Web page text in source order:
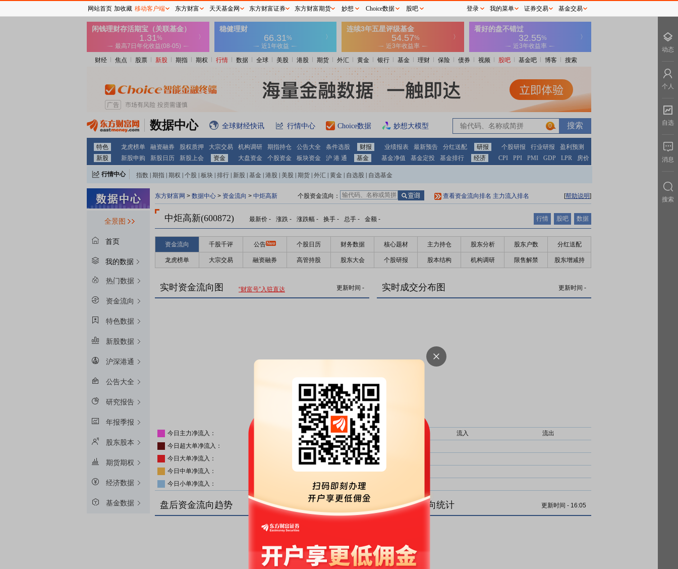
财经 焦点 股票 新股 期指 期权 行情 数据 全球 美股 港股 期货 外汇 黄金 银行 基金 理财 保险 债券 视频 股吧 基金吧 博客 搜索
数据中心 全球财经快讯 行情中心 Choice数据 妙想大模型 0
特色 龙虎榜单 融资融券 股权质押 大宗交易 机构调研 期指持仓 公告大全 条件选股 财报 业绩报表 最新预告 分红送配 研报 个股研报 行业研报
盈利预测
新股
新股申购 新股日历 新股上会 资金 大盘资金 个股资金 板块资金 沪 港 通 基金 基金净值 基金定投 基金排行 经济 CPI PPI PMI GDP LPR 房价
行情中心 指数 期指 期权 个股 板块 排行 新股 基金 港股 美股 期货 外汇 黄金 自选股 自选基金
全景图
首页
我的数据
热门数据
资金流向
特色数据
新股数据
沪深港通
公告大全
研究报告
年报季报
股东股本
期货期权
经济数据
基金数据
东方财富网 > 数据中心 > 资金流向 > 中炬高新 个股资金流向： 查看资金流向排名 主力流入排名 [帮助说明]
中炬高新(600872) 最新价 - 涨跌 - 涨跌幅 - 换手 - 总手 - 金额 - 行情 股吧 数据
资金流向 千股千评 公告 个股日历 财务数据 核心题材 主力持仓 股东分析 股东户数 分红送配
龙虎榜单 大宗交易 融资融券 高管持股 股东大会 个股研报 股本结构 机构调研 限售解禁 股东增减持
实时资金流向图 “财富号”入驻直达 更新时间 -
今日主力净流入：
主力净比：
今日超大单净流入：
超大单净比：
今日大单净流入：
大单净比：
今日中单净流入：
中单净比：
今日小单净流入：
实时成交分布图 更新时间 -
流入
流出
盘后资金流向趋势 盘后资金流向统计 更新时间 - 16:05
网站首页 加收藏 移动客户端 东方财富 天天基金网 东方财富证券 东方财富期货 妙想 Choice数据 股吧 登录 我的菜单 证券交易 基金交易
动态
个人
自选
消息
搜索